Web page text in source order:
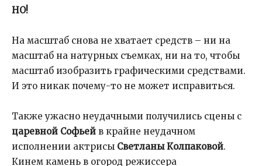
НО!
На масштаб снова не хватает средств – ни на
масштаб на натурных съемках, ни на то, чтобы
масштаб изобразить графическими средствами.
И это никак почему-то не может исправиться.
Также ужасно неудачными получились сцены с
царевной Софьей в крайне неудачном
исполнении актрисы Светланы Колпаковой.
Кинем камень в огород режиссера